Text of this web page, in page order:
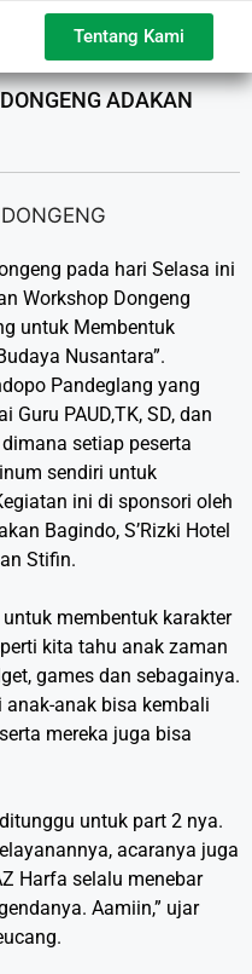
Tentang Kami
ADAKAN
pada hari Selasa ini
Workshop Dongeng
untuk Membentuk
Nusantara”.
Pandeglang yang
PAUD,TK, SD, dan
setiap peserta
sendiri untuk
ini di sponsori oleh
Bagindo, S’Rizki Hotel
Stifin.
membentuk karakter
kita tahu anak zaman
games dan sebagainya.
anak bisa kembali
mereka juga bisa
untuk part 2 nya.
acaranya juga
Harfa selalu menebar
Aamiin,” ujar